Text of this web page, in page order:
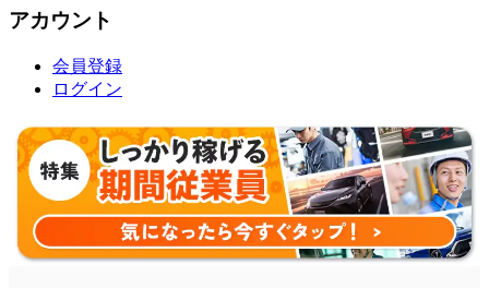
アカウント
会員登録
ログイン